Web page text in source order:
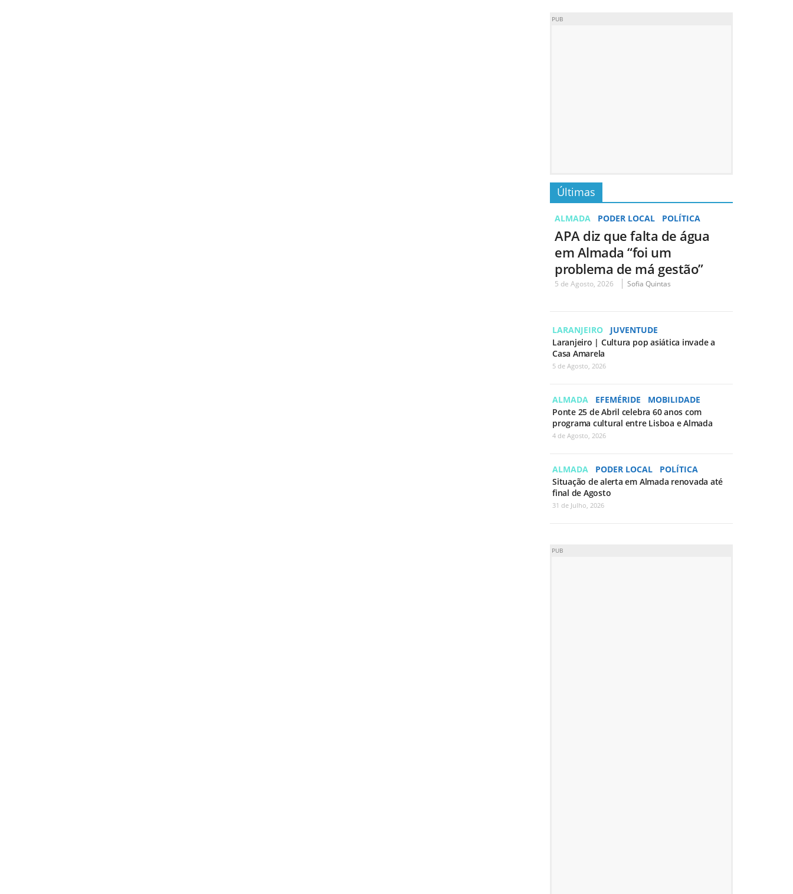
PUB
Últimas
ALMADA PODER LOCAL POLÍTICA
APA diz que falta de água
em Almada “foi um
problema de má gestão”
5 de Agosto, 2026 Sofia Quintas
LARANJEIRO
JUVENTUDE
Laranjeiro | Cultura pop asiática invade a
Casa Amarela
5 de Agosto, 2026
ALMADA EFEMÉRIDE
MOBILIDADE
Ponte 25 de Abril celebra 60 anos com
programa cultural entre Lisboa e Almada
4 de Agosto, 2026
ALMADA PODER LOCAL
POLÍTICA
Situação de alerta em Almada renovada até
final de Agosto
31 de Julho, 2026
PUB